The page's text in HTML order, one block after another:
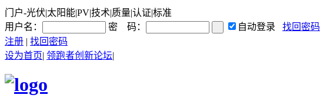
门户-光伏|太阳能|PV|技术|质量|认证|标准
用户名：
密 码： 自动登录 找回密码
注册 | 找回密码
设为首页| 领跑者创新论坛|